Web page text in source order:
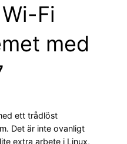
Fi
med
ett trådlöst
Det är inte ovanligt
extra arbete i Linux,